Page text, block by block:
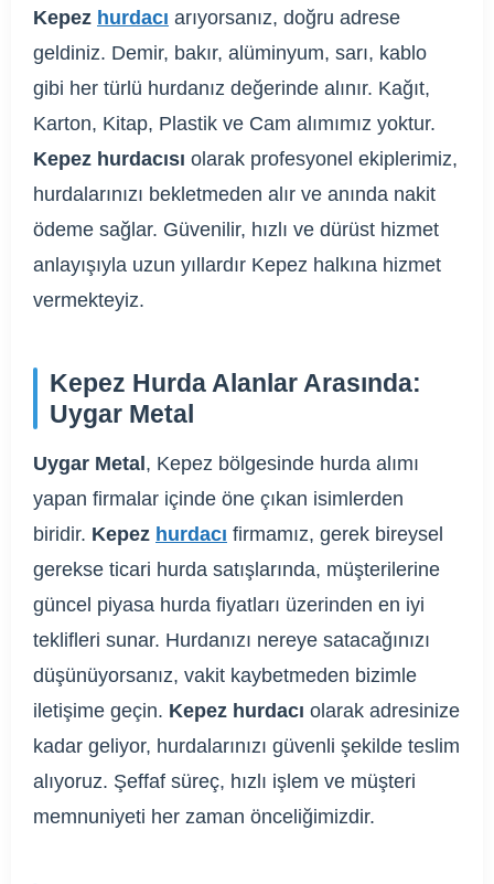
Kepez hurdacı arıyorsanız, doğru adrese
geldiniz. Demir, bakır, alüminyum, sarı, kablo
gibi her türlü hurdanız değerinde alınır. Kağıt,
Karton, Kitap, Plastik ve Cam alımımız yoktur.
Kepez hurdacısı olarak profesyonel ekiplerimiz,
hurdalarınızı bekletmeden alır ve anında nakit
ödeme sağlar. Güvenilir, hızlı ve dürüst hizmet
anlayışıyla uzun yıllardır Kepez halkına hizmet
vermekteyiz.
Kepez Hurda Alanlar Arasında:
Uygar Metal
Uygar Metal , Kepez bölgesinde hurda alımı
yapan firmalar içinde öne çıkan isimlerden
biridir. Kepez hurdacı firmamız, gerek bireysel
gerekse ticari hurda satışlarında, müşterilerine
güncel piyasa hurda fiyatları üzerinden en iyi
teklifleri sunar. Hurdanızı nereye satacağınızı
düşünüyorsanız, vakit kaybetmeden bizimle
iletişime geçin. Kepez hurdacı olarak adresinize
kadar geliyor, hurdalarınızı güvenli şekilde teslim
alıyoruz. Şeffaf süreç, hızlı işlem ve müşteri
memnuniyeti her zaman önceliğimizdir.